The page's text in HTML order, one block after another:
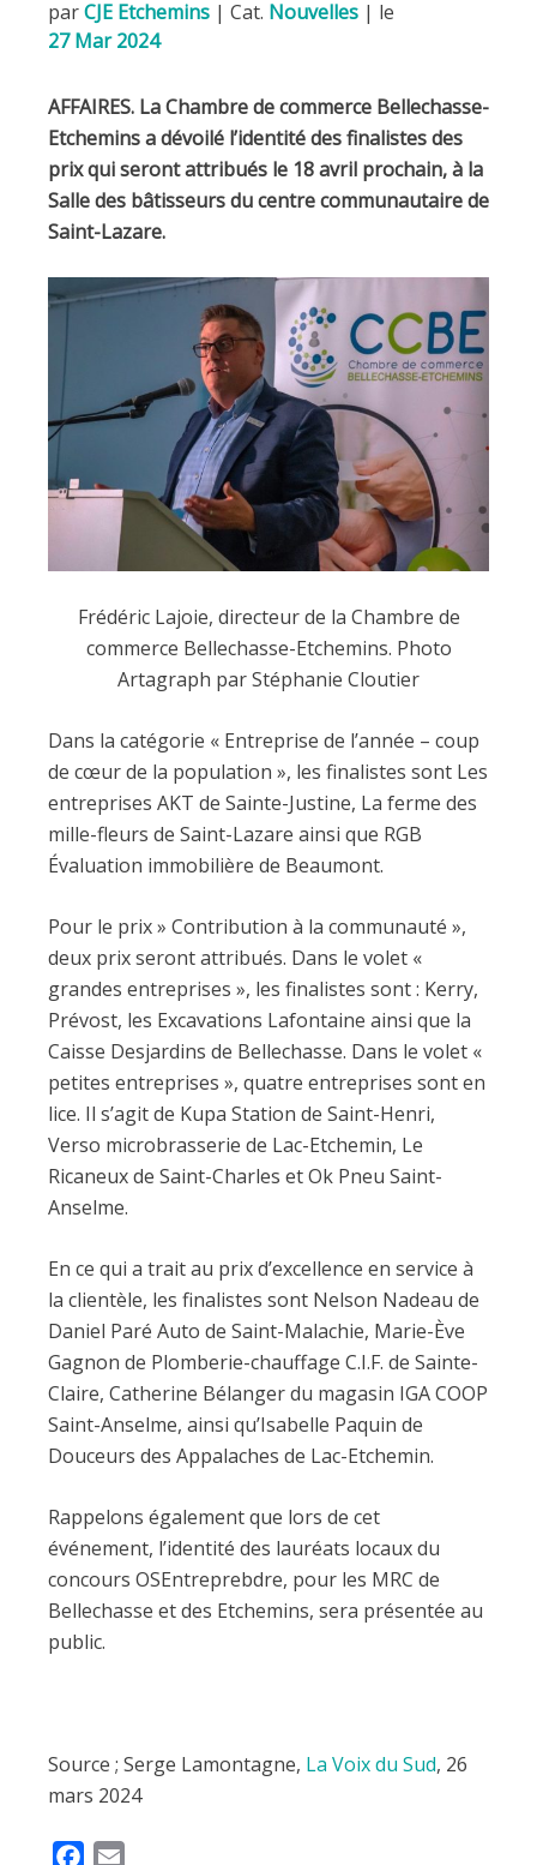
parCJE Etchemins | Cat. Nouvelles | le
27 Mar 2024
AFFAIRES. La Chambre de commerce Bellechasse-
Etchemins a dévoilé l’identité des finalistes des
prix qui seront attribués le 18 avril prochain, à la
Salle des bâtisseurs du centre communautaire de
Saint-Lazare.
Frédéric Lajoie, directeur de la Chambre de
commerce Bellechasse-Etchemins. Photo
Artagraph par Stéphanie Cloutier
Dans la catégorie « Entreprise de l’année – coup
de cœur de la population », les finalistes sont Les
entreprises AKT de Sainte-Justine, La ferme des
mille-fleurs de Saint-Lazare ainsi que RGB
Évaluation immobilière de Beaumont.
Pour le prix » Contribution à la communauté »,
deux prix seront attribués. Dans le volet «
grandes entreprises », les finalistes sont : Kerry,
Prévost, les Excavations Lafontaine ainsi que la
Caisse Desjardins de Bellechasse. Dans le volet «
petites entreprises », quatre entreprises sont en
lice. Il s’agit de Kupa Station de Saint-Henri,
Verso microbrasserie de Lac-Etchemin, Le
Ricaneux de Saint-Charles et Ok Pneu Saint-
Anselme.
En ce qui a trait au prix d’excellence en service à
la clientèle, les finalistes sont Nelson Nadeau de
Daniel Paré Auto de Saint-Malachie, Marie-Ève
Gagnon de Plomberie-chauffage C.I.F. de Sainte-
Claire, Catherine Bélanger du magasin IGA COOP
Saint-Anselme, ainsi qu’Isabelle Paquin de
Douceurs des Appalaches de Lac-Etchemin.
Rappelons également que lors de cet
événement, l’identité des lauréats locaux du
concours OSEntreprebdre, pour les MRC de
Bellechasse et des Etchemins, sera présentée au
public.
Source ; Serge Lamontagne, La Voix du Sud, 26
mars 2024